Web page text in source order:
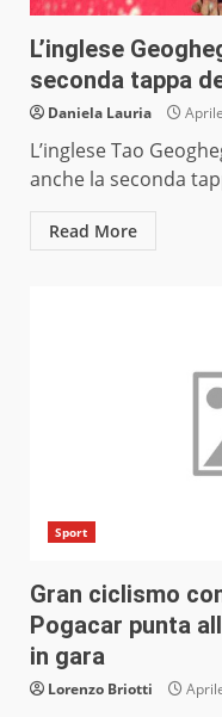
L’inglese
seconda tappa
Daniela Lauria
L’inglese Tao
anche la seconda
Read More
Sport
Gran ciclismo
Pogacar punta
in gara
Lorenzo Briotti